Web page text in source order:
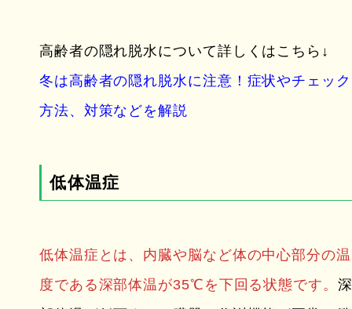
高齢者の隠れ脱水について詳しくはこちら↓
冬は高齢者の隠れ脱水に注意！症状やチェック
方法、対策などを解説
低体温症
低体温症とは、内臓や脳など体の中心部分の温
度である深部体温が35℃を下回る状態です。 深